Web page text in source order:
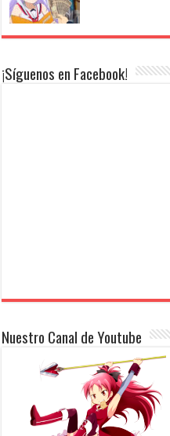
¡Síguenos en Facebook!
Nuestro Canal de Youtube